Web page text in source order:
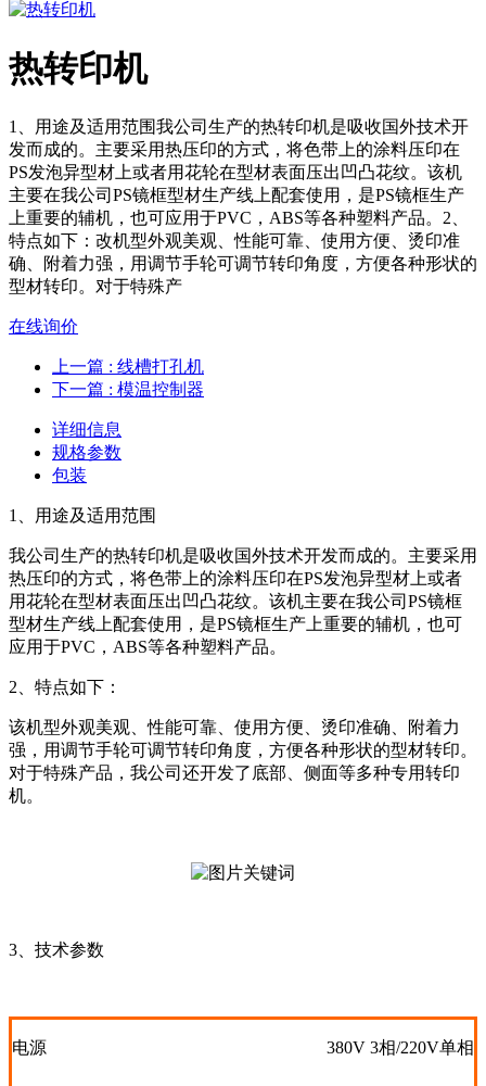
热转印机
1、用途及适用范围我公司生产的热转印机是吸收国外技术开
发而成的。主要采用热压印的方式，将色带上的涂料压印在
PS发泡异型材上或者用花轮在型材表面压出凹凸花纹。该机
主要在我公司PS镜框型材生产线上配套使用，是PS镜框生产
上重要的辅机，也可应用于PVC，ABS等各种塑料产品。2、
特点如下：改机型外观美观、性能可靠、使用方便、烫印准
确、附着力强，用调节手轮可调节转印角度，方便各种形状的
型材转印。对于特殊产
在线询价
上一篇 : 线槽打孔机
下一篇 : 模温控制器
详细信息
规格参数
包装
1、用途及适用范围
我公司生产的热转印机是吸收国外技术开发而成的。主要采用
热压印的方式，将色带上的涂料压印在PS发泡异型材上或者
用花轮在型材表面压出凹凸花纹。该机主要在我公司PS镜框
型材生产线上配套使用，是PS镜框生产上重要的辅机，也可
应用于PVC，ABS等各种塑料产品。
2、特点如下：
该机型外观美观、性能可靠、使用方便、烫印准确、附着力
强，用调节手轮可调节转印角度，方便各种形状的型材转印。
对于特殊产品，我公司还开发了底部、侧面等多种专用转印
机。
3、技术参数
电源 380V 3相/220V单相